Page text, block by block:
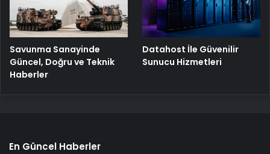
Savunma Sanayinde
Güncel, Doğru ve Teknik
Haberler
Datahost İle Güvenilir
Sunucu Hizmetleri
En Güncel Haberler